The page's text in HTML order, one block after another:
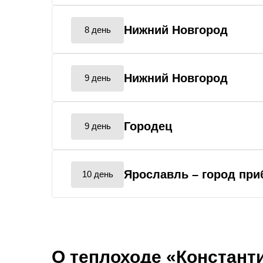
8 день Нижний Новгород
9 день Нижний Новгород
9 день Городец
10 день Ярославль – город
О теплоходе